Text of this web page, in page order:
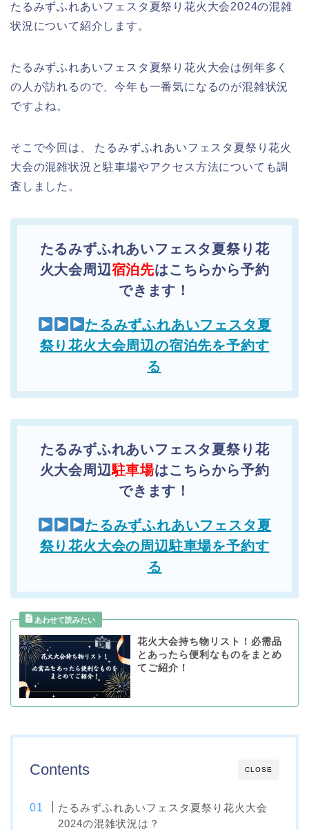
たるみずふれあいフェスタ夏祭り花火大会2024の混雑
状況について紹介します。
たるみずふれあいフェスタ夏祭り花火大会は例年多く
の人が訪れるので、今年も一番気になるのが混雑状況
ですよね。
そこで今回は、 たるみずふれあいフェスタ夏祭り花火
大会の混雑状況と駐車場やアクセス方法についても調
査しました。
たるみずふれあいフェスタ夏祭り花
火大会周辺宿泊先はこちらから予約
できます！
たるみずふれあいフェスタ夏
祭り花火大会周辺の宿泊先を予約す
る
たるみずふれあいフェスタ夏祭り花
火大会周辺駐車場はこちらから予約
できます！
たるみずふれあいフェスタ夏
祭り花火大会の周辺駐車場を予約す
る
花火大会持ち物リスト！必需品
とあったら便利なものをまとめ
てご紹介！
CLOSE
Contents
たるみずふれあいフェスタ夏祭り花火大会
2024の混雑状況は？